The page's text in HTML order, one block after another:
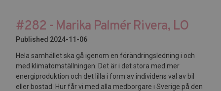
#282 - Marika Palmér Rivera, LO
Published 2024-11-06
Hela samhället ska gå igenom en förändringsledning i och
med klimatomställningen. Det är i det stora med mer
energiproduktion och det lilla i form av individens val av bil
eller bostad. Hur får vi med alla medborgare i Sverige på den